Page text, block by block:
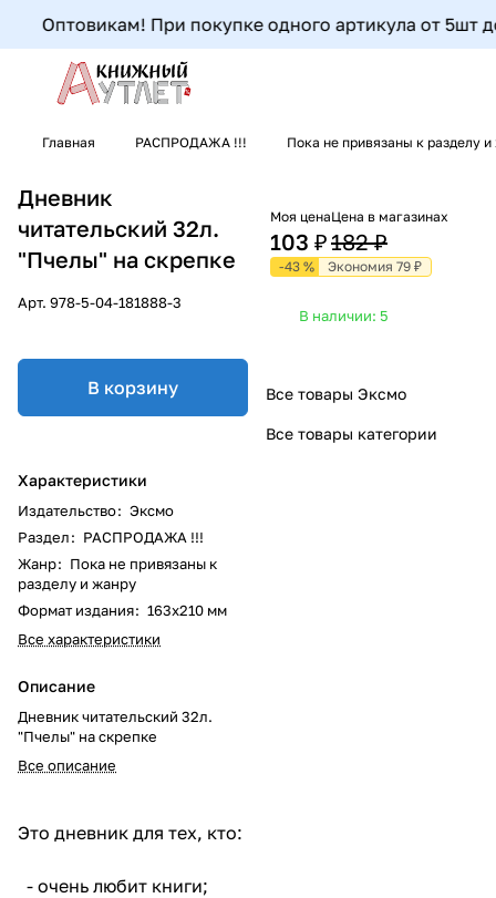
Оптовикам! При покупке одного артикула от 5шт
Главная РАСПРОДАЖА !!! Пока не привязаны к разделу
Дневник
читательский 32л.
"Пчелы" на скрепке
Арт. 978-5-04-181888-3
В корзину
Характеристики
Издательство: Эксмо
Раздел: РАСПРОДАЖА !!!
Жанр: Пока не привязаны к
разделу и жанру
Формат издания: 163x210 мм
Все характеристики
Описание
Дневник читательский 32л.
"Пчелы" на скрепке
Все описание
Моя цена
103 ₽
Цена в магазинах
182 ₽
-43 % Экономия 79 ₽
В наличии: 5
Все товары Эксмо
Все товары категории
Это дневник для тех, кто:
- очень любит книги;